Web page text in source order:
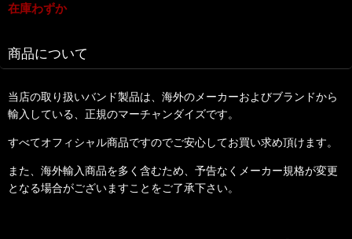
在庫わずか
商品について
当店の取り扱いバンド製品は、海外のメーカーおよびブランドから
輸入している、正規のマーチャンダイズです。
すべてオフィシャル商品ですのでご安心してお買い求め頂けます。
また、海外輸入商品を多く含むため、予告なくメーカー規格が変更
となる場合がございますことをご了承下さい。